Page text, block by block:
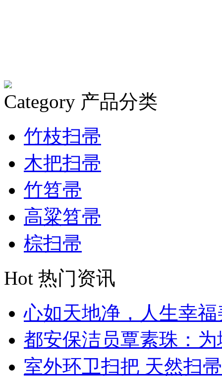
Category 产品分类
竹枝扫帚
木把扫帚
竹笤帚
高粱笤帚
棕扫帚
Hot 热门资讯
心如天地净，人生幸福
都安保洁员覃素珠：为
室外环卫扫把 天然扫